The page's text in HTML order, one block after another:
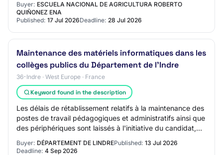
Contracting me…
Buyer: ESCUELA NACIONAL DE AGRICULTURA ROBERTO
QUIÑONEZ ENA
Published: 17 Jul 2026Deadline: 28 Jul 2026
Maintenance des matériels informatiques dans les
collèges publics du Département de l'Indre
36-Indre · West Europe · France
Keyword found in the description
Les délais de rétablissement relatifs à la maintenance des
postes de travail pédagogiques et administratifs ainsi que
des périphériques sont laissés à l'initiative du candidat,
sans dépasser le délai…
Buyer: DÉPARTEMENT DE LINDREPublished: 13 Jul 2026
Deadline: 4 Sep 2026